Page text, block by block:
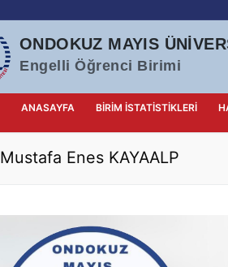
ONDOKUZ MAYIS
Engelli Öğrenci Birimi
ANASAYFA BIRIM İSTATISTIKLERI
Mustafa Enes KAYAALP